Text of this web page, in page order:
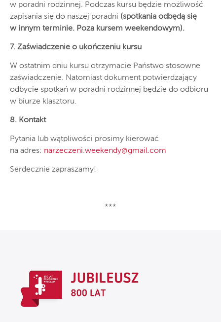
w poradni rodzinnej. Podczas kursu będzie możliwość
zapisania się do naszej poradni (spotkania odbędą się
w innym terminie. Poza kursem weekendowym).
7. Zaświadczenie o ukończeniu kursu
W ostatnim dniu kursu otrzymacie Państwo stosowne
zaświadczenie. Natomiast dokument potwierdzający
odbycie spotkań w poradni rodzinnej będzie do odbioru
w biurze klasztoru.
8. Kontakt
Pytania lub wątpliwości prosimy kierować
na adres: narzeczeni.weekendy@gmail.com
Serdecznie zapraszamy!
***